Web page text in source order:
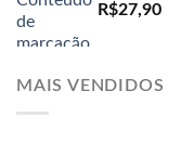
R$27,90
MAIS VENDIDOS